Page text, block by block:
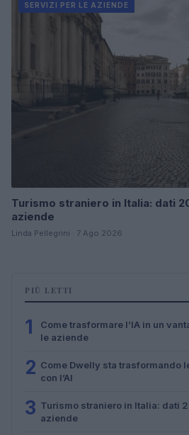
SERVIZI PER LE AZIENDE
Turismo straniero in Italia: dati
aziende
Linda Pellegrini · 7 Ago 2026
PIÙ LETTI
1
Come trasformare l’IA in un
le aziende
2 Come Dwelly sta trasformando
con l’AI
3 Turismo straniero in Italia: dati
aziende